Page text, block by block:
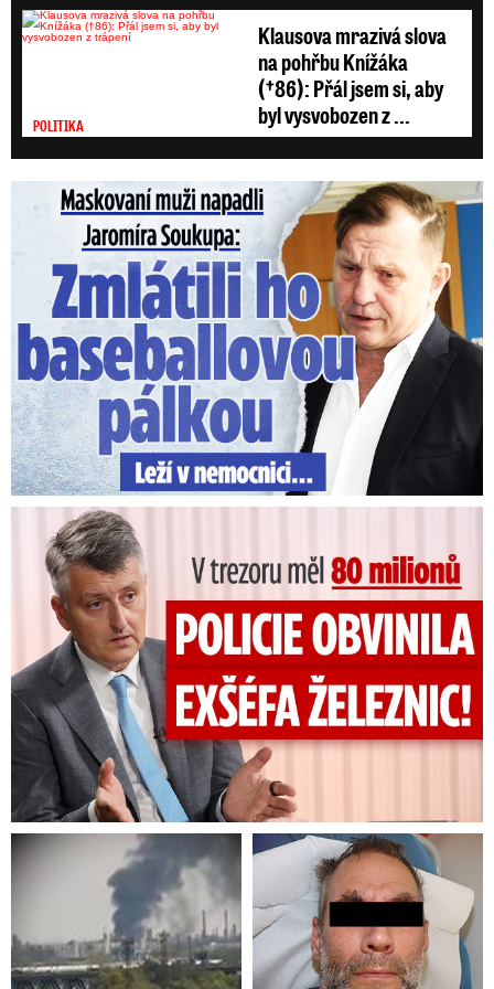
POLITIKA
Klausova mrazivá slova
na pohřbu Knížáka
(†86): Přál jsem si, aby
byl vysvobozen z ...
Maskovaní muži napadli Jaromíra Soukupa: Krvavá nakládačka
V trezoru měl 80 milionů: Policie obvinila exšéfa železnic!